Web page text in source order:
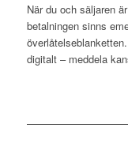
När du och säljaren
betalningen sinns
digitalt – meddela